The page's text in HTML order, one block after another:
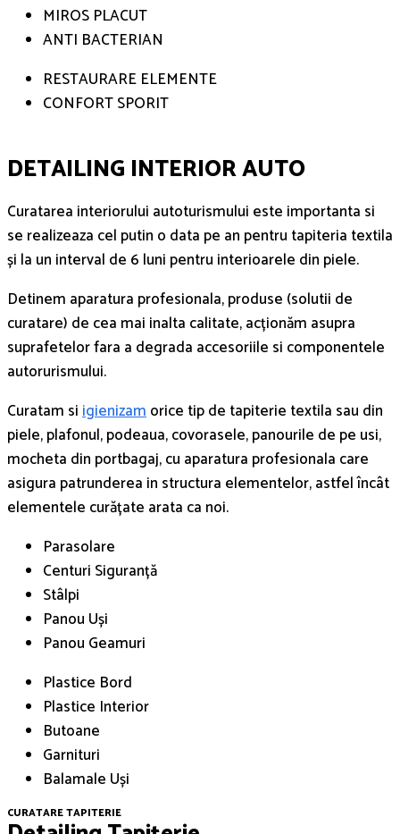
MIROS PLACUT
ANTI BACTERIAN
RESTAURARE ELEMENTE
CONFORT SPORIT
DETAILING INTERIOR AUTO
Curatarea interiorului autoturismului este importanta si
se realizeaza cel putin o data pe an pentru tapiteria textila
și la un interval de 6 luni pentru interioarele din piele.
Detinem aparatura profesionala, produse (solutii de
curatare) de cea mai inalta calitate, acționăm asupra
suprafetelor fara a degrada accesoriile si componentele
autorurismului.
Curatam siigienizamorice tip de tapiterie textila sau din
piele, plafonul, podeaua, covorasele, panourile de pe usi,
mocheta din portbagaj, cu aparatura profesionala care
asigura patrunderea in structura elementelor, astfel încât
elementele curățate arata ca noi.
Parasolare
Centuri Siguranță
Stâlpi
Panou Uși
Panou Geamuri
Plastice Bord
Plastice Interior
Butoane
Garnituri
Balamale Uși
CURATARE TAPITERIE